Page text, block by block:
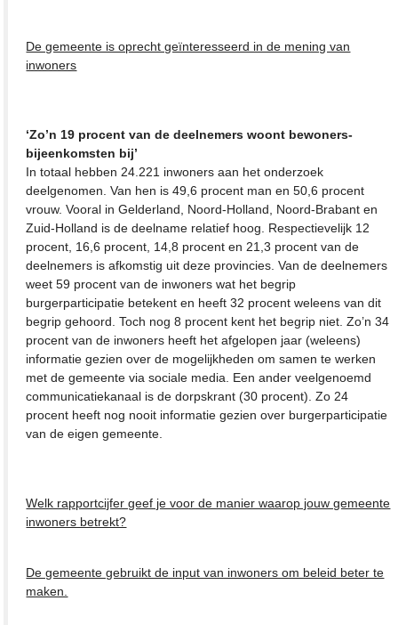
De gemeente is oprecht geïnteresseerd in de mening van
inwoners
‘Zo’n 19 procent van de deelnemers woont bewoners-
bijeenkomsten bij’
In totaal hebben 24.221 inwoners aan het onderzoek
deelgenomen. Van hen is 49,6 procent man en 50,6 procent
vrouw. Vooral in Gelderland, Noord-Holland, Noord-Brabant en
Zuid-Holland is de deelname relatief hoog. Respectievelijk 12
procent, 16,6 procent, 14,8 procent en 21,3 procent van de
deelnemers is afkomstig uit deze provincies. Van de deelnemers
weet 59 procent van de inwoners wat het begrip
burgerparticipatie betekent en heeft 32 procent weleens van dit
begrip gehoord. Toch nog 8 procent kent het begrip niet. Zo’n 34
procent van de inwoners heeft het afgelopen jaar (weleens)
informatie gezien over de mogelijkheden om samen te werken
met de gemeente via sociale media. Een ander veelgenoemd
communicatiekanaal is de dorpskrant (30 procent). Zo 24
procent heeft nog nooit informatie gezien over burgerparticipatie
van de eigen gemeente.
Welk rapportcijfer geef je voor de manier waarop jouw gemeente
inwoners betrekt?
De gemeente gebruikt de input van inwoners om beleid beter te
maken.